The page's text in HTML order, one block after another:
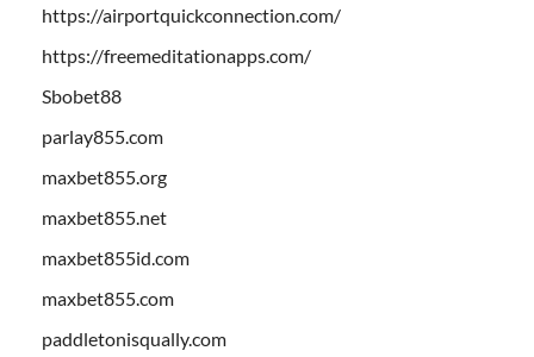
https://airportquickconnection.com/
https://freemeditationapps.com/
Sbobet88
parlay855.com
maxbet855.org
maxbet855.net
maxbet855id.com
maxbet855.com
paddletonisqually.com